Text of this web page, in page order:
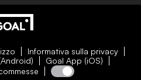
Informativa sulla privacy
Goal App (iOS)